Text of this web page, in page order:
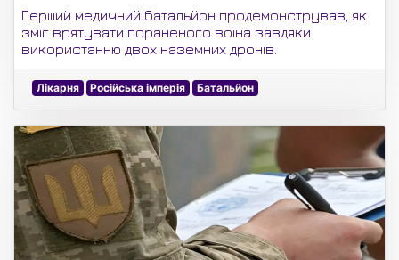
Перший медичний батальйон продемонстрував, як
зміг врятувати пораненого воїна завдяки
використанню двох наземних дронів.
Лікарня Російська імперія Батальйон